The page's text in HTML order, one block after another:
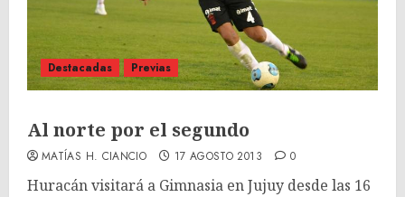
Destacadas Previas
Al norte por el segundo
MATÍAS H. CIANCIO 17 AGOSTO 2013 0
Huracán visitará a Gimnasia en Jujuy desde las 16